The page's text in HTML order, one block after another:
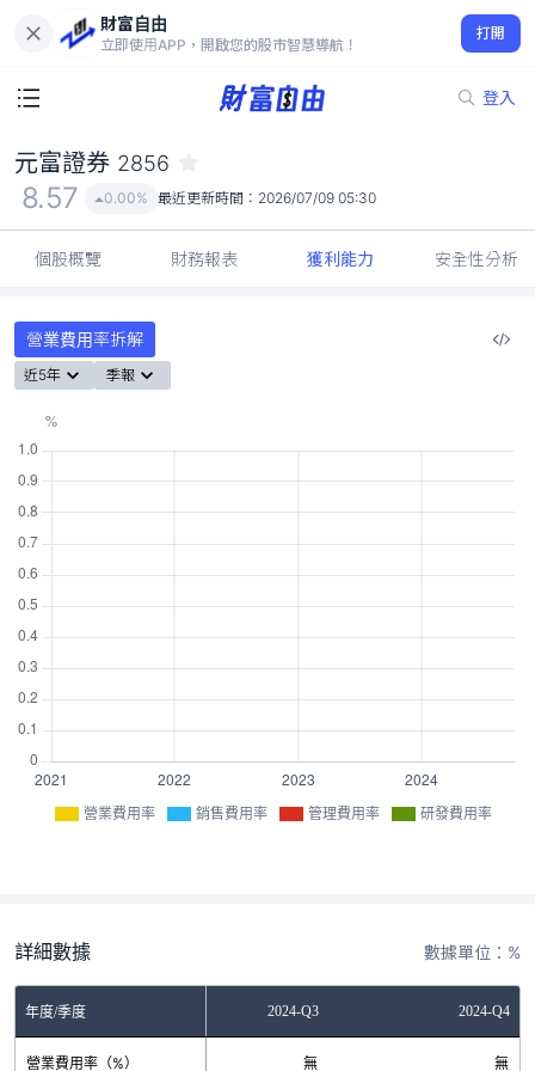
財富自由
立即使用APP，開啟您的股市智慧導航！
打開
登入
8.57
0.00%
元富證券 2856
8.57 0.00% 最近更新時間： 2026/07/09 05:30
個股概覽 財務報表 獲利能力 安全性分析
營業費用率拆解
近5年 季報
營業費用率 銷售費用率 管理費用率 研發費用率
詳細數據 數據單位：%
年度/季度2024-Q2 2024-Q3 2024-Q4
營業費用率（%）
無 無 無